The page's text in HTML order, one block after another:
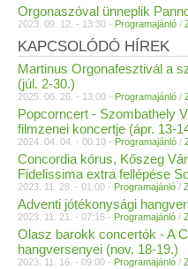
Orgonaszóval ünneplik
2023. 09. 12. - 13:30 - Programajánló /
KAPCSOLÓDÓ HÍREK
Martinus Orgonafesztivál a
(júl. 2-30.)
2025. 06. 26. - 13:00 - Programajánló /
Popcorncert - Szombathely
filmzenei koncertje (ápr. 13-
2024. 04. 04. - 00:10 - Programajánló /
Concordia kórus, Kőszeg
Fidelissima extra fellépése
2023. 11. 28. - 01:00 - Programajánló /
Adventi jótékonysági
2023. 11. 21. - 07:15 - Programajánló /
Olasz barokk concertók - A
hangversenyei (nov. 18-19.)
2023. 11. 16. - 09:00 - Programajánló /